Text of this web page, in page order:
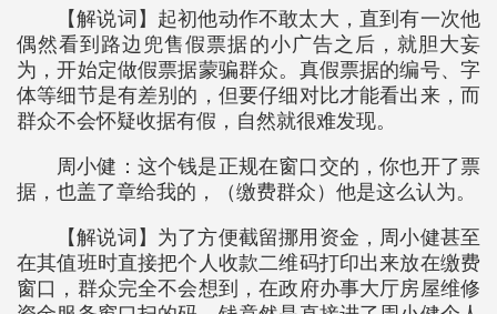
【解说词】起初他动作不敢太大，直到有一次他
偶然看到路边兜售假票据的小广告之后，就胆大妄
为，开始定做假票据蒙骗群众。真假票据的编号、字
体等细节是有差别的，但要仔细对比才能看出来，而
群众不会怀疑收据有假，自然就很难发现。
周小健：这个钱是正规在窗口交的，你也开了票
据，也盖了章给我的，（缴费群众）他是这么认为。
【解说词】为了方便截留挪用资金，周小健甚至
在其值班时直接把个人收款二维码打印出来放在缴费
窗口，群众完全不会想到，在政府办事大厅房屋维修